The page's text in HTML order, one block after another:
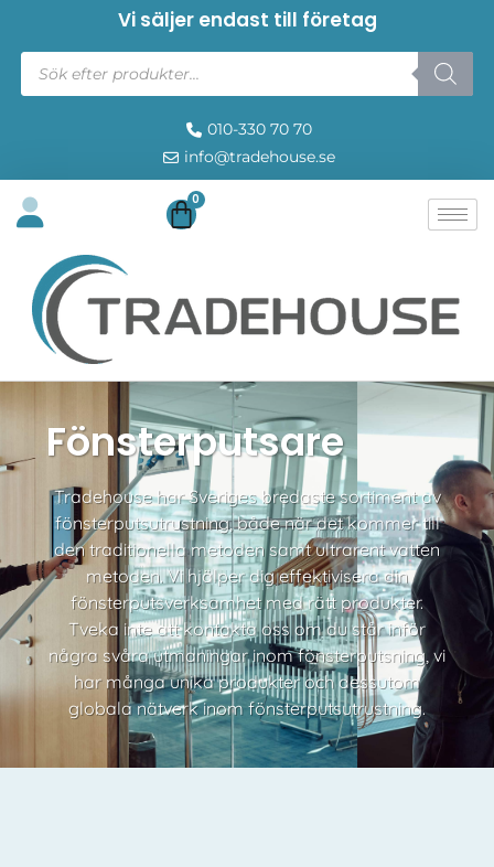
Vi säljer endast till företag
010-330 70 70
info@tradehouse.se
0
Fönsterputsare
Tradehouse har Sveriges bredaste sortiment av
fönsterputsutrustning, både när det kommer till
den traditionella metoden samt ultrarent vatten
metoden. Vi hjälper dig effektivisera din
fönsterputsverksamhet med rätt produkter.
Tveka inte att kontakta oss om du står inför
några svåra utmaningar inom fönsterputsning, vi
har många unika produkter och dessutom
globala nätverk inom fönsterputsutrustning.